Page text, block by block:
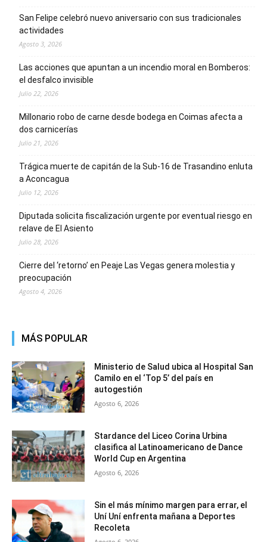
San Felipe celebró nuevo aniversario con sus tradicionales
actividades
Agosto 3, 2026
Las acciones que apuntan a un incendio moral en Bomberos:
el desfalco invisible
Julio 22, 2026
Millonario robo de carne desde bodega en Coimas afecta a
dos carnicerías
Julio 21, 2026
Trágica muerte de capitán de la Sub-16 de Trasandino enluta
a Aconcagua
Julio 12, 2026
Diputada solicita fiscalización urgente por eventual riesgo en
relave de El Asiento
Julio 28, 2026
Cierre del ‘retorno’ en Peaje Las Vegas genera molestia y
preocupación
Agosto 4, 2026
MÁS POPULAR
Ministerio de Salud ubica al Hospital San
Camilo en el ‘Top 5’ del país en
autogestión
Agosto 6, 2026
Stardance del Liceo Corina Urbina
clasifica al Latinoamericano de Dance
World Cup en Argentina
Agosto 6, 2026
Sin el más mínimo margen para errar, el
Uní Uní enfrenta mañana a Deportes
Recoleta